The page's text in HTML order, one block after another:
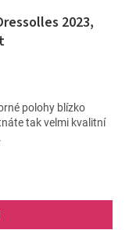
2023,
polohy blízko
tak velmi kvalitní